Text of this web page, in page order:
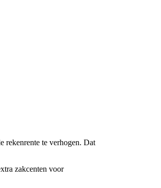
rekenrente te verhogen. Dat
zakcenten voor